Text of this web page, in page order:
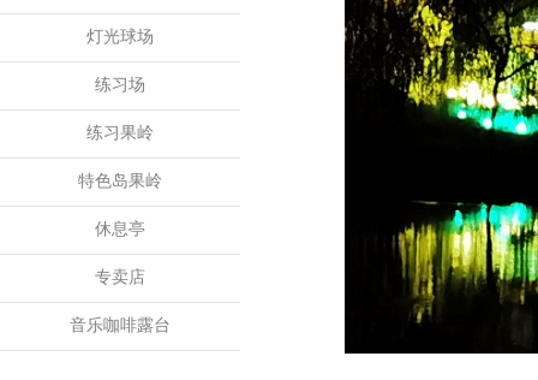
灯光球场
练习场
练习果岭
特色岛果岭
休息亭
专卖店
音乐咖啡露台